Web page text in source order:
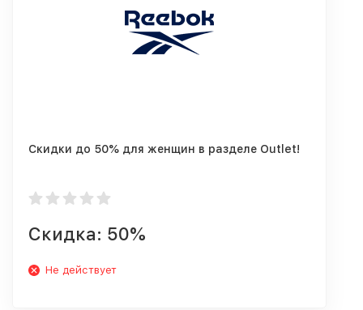
Скидки до 50% для женщин в разделе Outlet!
Скидка: 50%
Не действует